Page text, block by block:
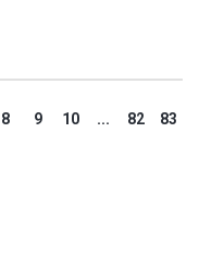
8 9 10 ... 82 83